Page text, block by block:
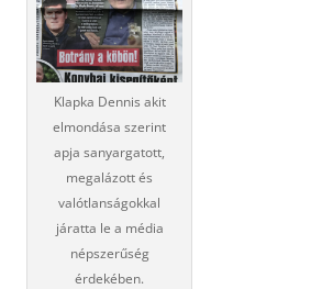
Klapka Dennis akit
elmondása szerint
apja sanyargatott,
megalázott és
valótlanságokkal
járatta le a média
népszerűség
érdekében.